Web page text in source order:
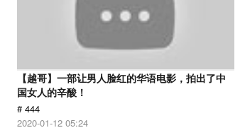
【越哥】一部让男人脸红的华语电影，拍出了中
国女人的辛酸！
# 444
2020-01-12 05:24